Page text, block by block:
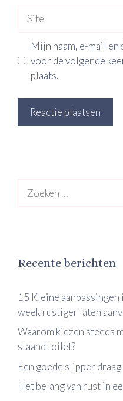
Mijn naam, e-mail
voor de volgende
plaats.
naar:
Recente berichten
15 Kleine
week rustiger laten
Waarom kiezen steeds
staand toilet?
Een goede slipper
Het belang van rust in